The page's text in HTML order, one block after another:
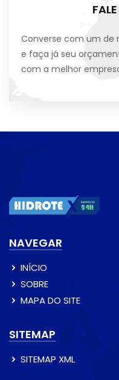
Converse com um de
e faça já seu
com a melhor
NAVEGAR
INÍCIO
SOBRE
MAPA DO SITE
SITEMAP
SITEMAP XML